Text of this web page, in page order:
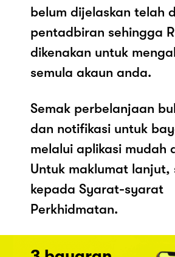
belum dijelaskan telah
pentadbiran sehingga
dikenakan untuk
semula akaun anda.
Semak perbelanjaan
dan notifikasi untuk
melalui aplikasi mudah
Untuk maklumat lanjut,
kepada Syarat-syarat
Perkhidmatan.